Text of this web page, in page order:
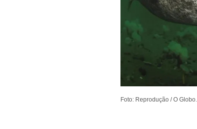
Foto: Reprodução / O Globo.